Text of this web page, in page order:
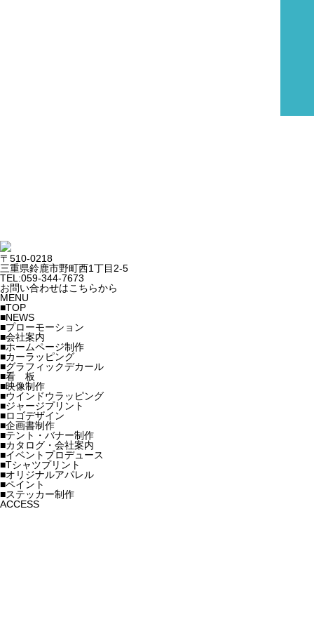
〒510-0218
三重県鈴鹿市野町西1丁目2-5
TEL:059-344-7673
お問い合わせはこちらから
MENU
■TOP
■NEWS
■プローモーション
■会社案内
■ホームページ制作
■カーラッピング
■グラフィックデカール
■看 板
■映像制作
■ウインドウラッピング
■ジャージプリント
■ロゴデザイン
■企画書制作
■テント・バナー制作
■カタログ・会社案内
■イベントプロデュース
■Tシャツプリント
■オリジナルアパレル
■ペイント
■ステッカー制作
ACCESS